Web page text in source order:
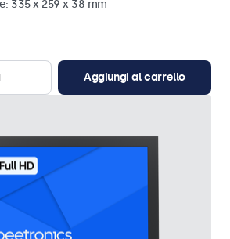
335 x 259 x 38 mm
Aggiungi al carrello